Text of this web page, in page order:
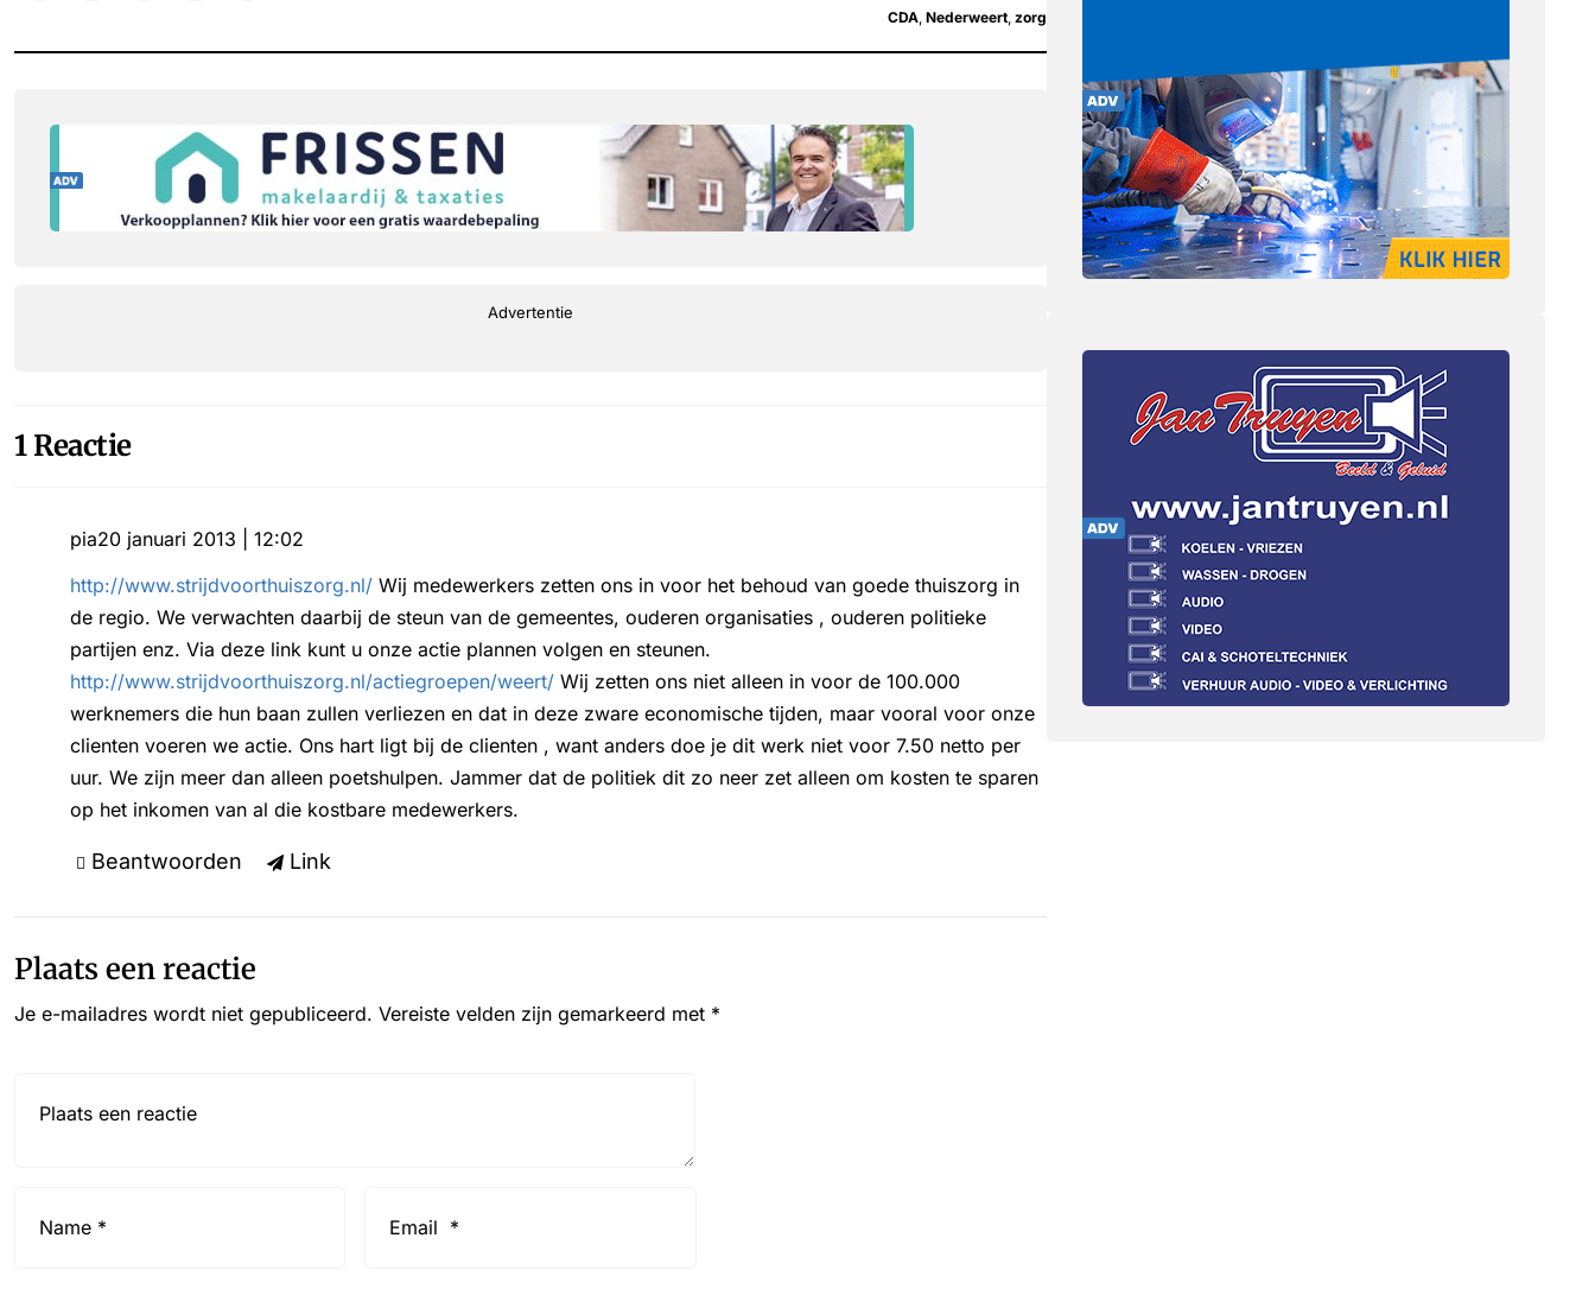
CDA Nederweert zorg
Advertentie
1 Reactie
pia20 januari 2013 | 12:02
http://www.strijdvoorthuiszorg.nl/ Wij medewerkers zetten ons in voor het behoud van goede thuiszorg in
de regio. We verwachten daarbij de steun van de gemeentes, ouderen organisaties , ouderen politieke
partijen enz. Via deze link kunt u onze actie plannen volgen en steunen.
http://www.strijdvoorthuiszorg.nl/actiegroepen/weert/ Wij zetten ons niet alleen in voor de 100.000
werknemers die hun baan zullen verliezen en dat in deze zware economische tijden, maar vooral voor onze
clienten voeren we actie. Ons hart ligt bij de clienten , want anders doe je dit werk niet voor 7.50 netto per
uur. We zijn meer dan alleen poetshulpen. Jammer dat de politiek dit zo neer zet alleen om kosten te sparen
op het inkomen van al die kostbare medewerkers.
Beantwoorden Link
Plaats een reactie
Je e-mailadres wordt niet gepubliceerd. Vereiste velden zijn gemarkeerd met *